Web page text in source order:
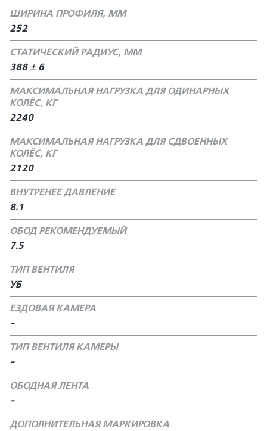
ШИРИНА ПРОФИЛЯ, ММ
252
СТАТИЧЕСКИЙ РАДИУС, ММ
388 ± 6
МАКСИМАЛЬНАЯ НАГРУЗКА ДЛЯ ОДИНАРНЫХ
КОЛЁС, КГ
2240
МАКСИМАЛЬНАЯ НАГРУЗКА ДЛЯ СДВОЕННЫХ
КОЛЁС, КГ
2120
ВНУТРЕНЕЕ ДАВЛЕНИЕ
8.1
ОБОД РЕКОМЕНДУЕМЫЙ
7.5
ТИП ВЕНТИЛЯ
УБ
ЕЗДОВАЯ КАМЕРА
-
ТИП ВЕНТИЛЯ КАМЕРЫ
-
ОБОДНАЯ ЛЕНТА
-
ДОПОЛНИТЕЛЬНАЯ МАРКИРОВКА